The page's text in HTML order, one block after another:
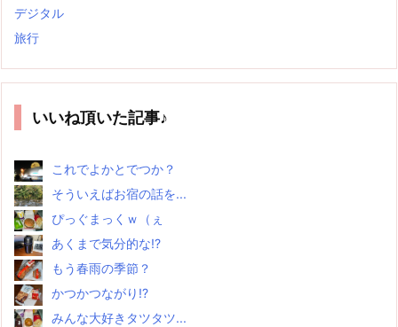
デジタル
旅行
いいね頂いた記事♪
これでよかとでつか？
そういえばお宿の話を...
ぴっぐまっくｗ（ぇ
あくまで気分的な!?
もう春雨の季節？
かつかつながり!?
みんな大好きタツタツ...